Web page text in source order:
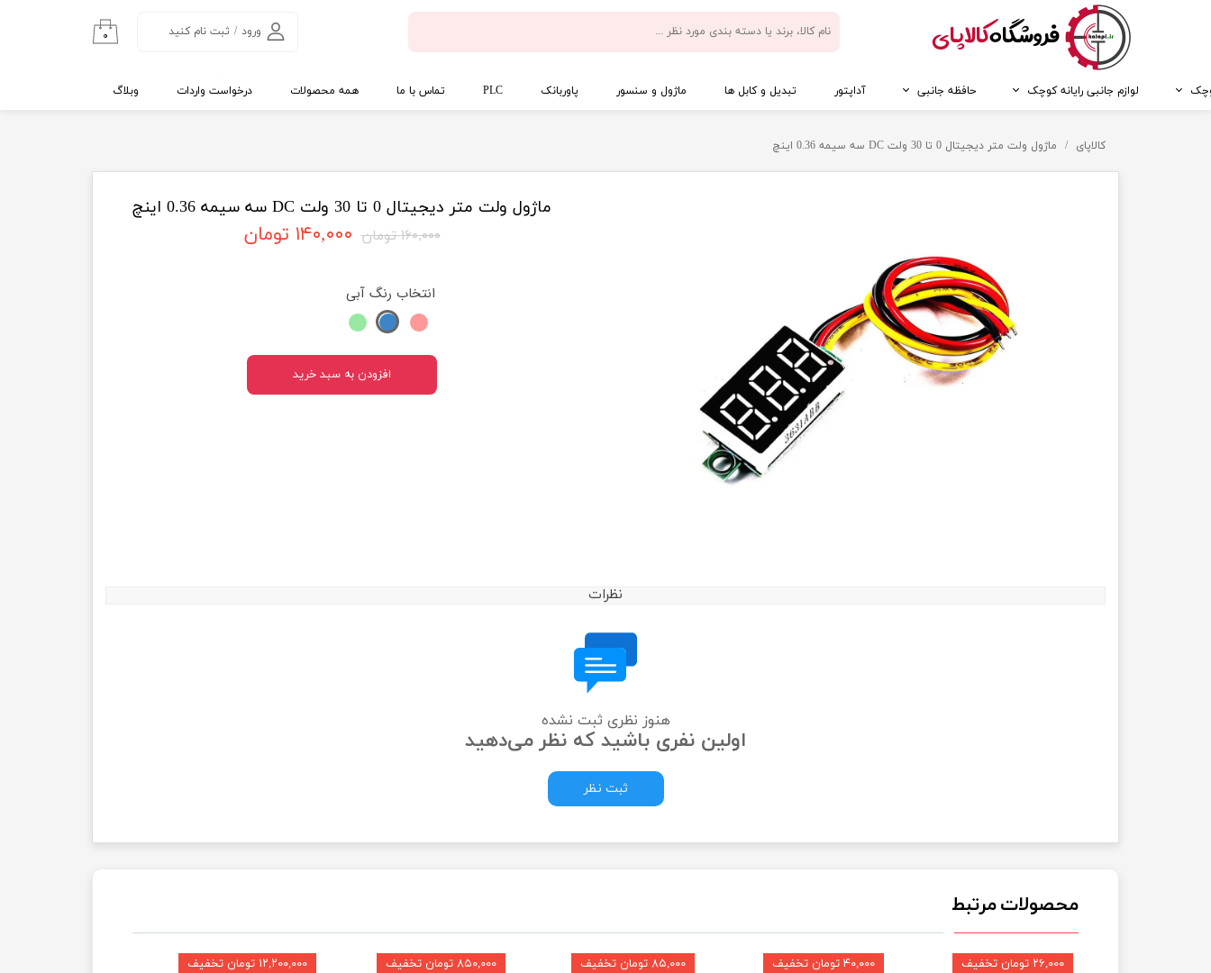
​فروشگاهکالاپای ورود / ثبت نام کنید
تغییر گذر واژه
کاربری
۰
لوازم جانبی رایانه کوچک حافظه جانبی آداپتور تبدیل و کابل ها ماژول و سنسور پاوربانک PLC تماس با ما همه محصولات درخواست واردات وبلاگ
کالاپای ماژول ولت متر دیجیتال 0 تا 30 ولت DC سه سیمه 0.36 اینچ
ماژول ولت متر دیجیتال 0 تا 30 ولت DC سه سیمه 0.36 اینچ
۱۶۰,۰۰۰ تومان ۱۴۰,۰۰۰ تومان
انتخاب رنگ آبی
افزودن به سبد خرید
نظرات
هنوز نظری ثبت نشده
اولین نفری باشید که نظر می‌دهید
ثبت نظر
محصولات مرتبط
۱۲,۲۰۰,۰۰۰ تومان تخفیف ۸۵۰,۰۰۰ تومان تخفیف ۸۵,۰۰۰ تومان تخفیف ۴۰,۰۰۰ تومان تخفیف ۲۶,۰۰۰ تومان تخفیف